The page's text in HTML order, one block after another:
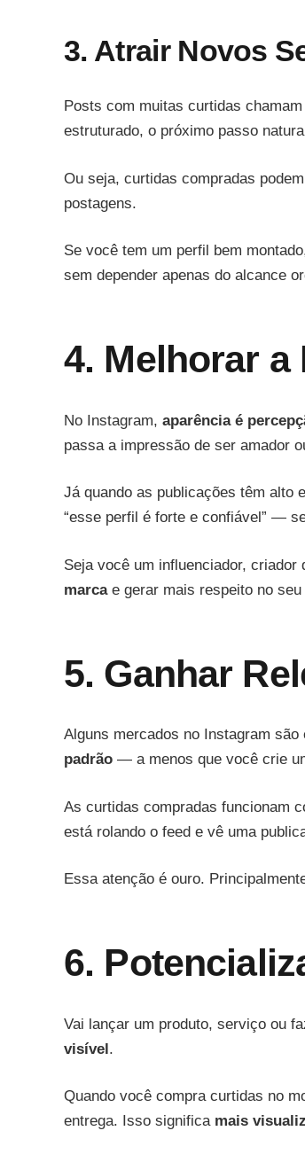
3. Atrair Novos
Posts com muitas curtidas
estruturado, o próximo passo
Ou seja, curtidas compradas podem
postagens.
Se você tem um perfil bem
sem depender apenas do alcance
4. Melhorar a
No Instagram, aparência é
passa a impressão de ser amador
Já quando as publicações têm alto
“esse perfil é forte e confiável” —
Seja você um influenciador,
marcae gerar mais respeito no seu
5. Ganhar
Alguns mercados no Instagram
padrão — a menos que você crie
As curtidas compradas funcionam
está rolando o feed e vê uma
Essa atenção é ouro.
6.
Vai lançar um produto, serviço ou
visível.
Quando você compra curtidas no
entrega. Isso significa mais